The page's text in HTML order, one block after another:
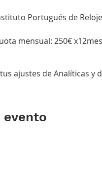
Portugués de
mensual: 250€
ajustes de Analíticas y